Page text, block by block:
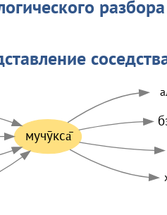
разбора
мучӯкса̄